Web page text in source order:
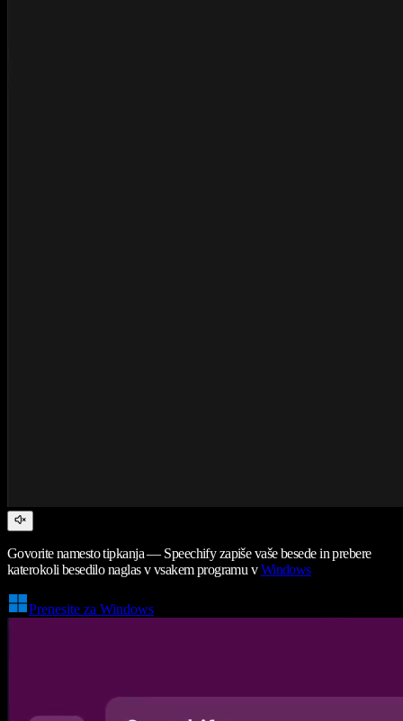
Govorite namesto tipkanja — Speechify zapiše vaše besede in prebere
katerokoli besedilo naglas v vsakem programu vWindows
Prenesite za Windows